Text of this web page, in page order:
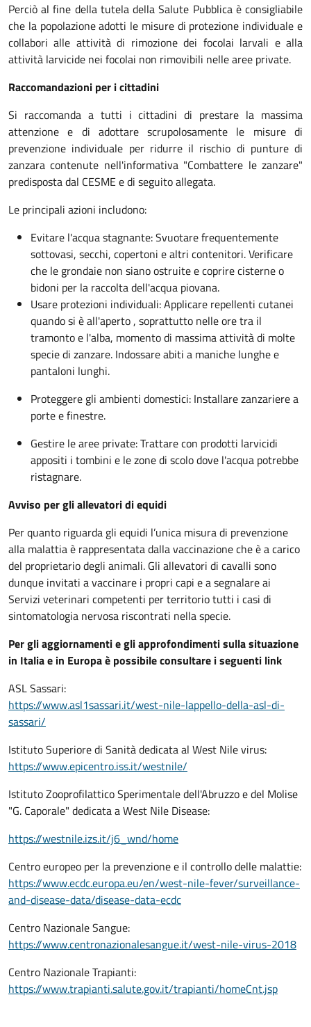
Perciò al fine della tutela della Salute Pubblica è consigliabile
che la popolazione adotti le misure di protezione individuale e
collabori alle attività di rimozione dei focolai larvali e alla
attività larvicide nei focolai non rimovibili nelle aree private.
Raccomandazioni per i cittadini
Si raccomanda a tutti i cittadini di prestare la massima
attenzione e di adottare scrupolosamente le misure di
prevenzione individuale per ridurre il rischio di punture di
zanzara contenute nell'informativa "Combattere le zanzare"
predisposta dal CESME e di seguito allegata.
Le principali azioni includono:
Evitare l'acqua stagnante: Svuotare frequentemente
sottovasi, secchi, copertoni e altri contenitori. Verificare
che le grondaie non siano ostruite e coprire cisterne o
bidoni per la raccolta dell'acqua piovana.
Usare protezioni individuali: Applicare repellenti cutanei
quando si è all'aperto , soprattutto nelle ore tra il
tramonto e l'alba, momento di massima attività di molte
specie di zanzare. Indossare abiti a maniche lunghe e
pantaloni lunghi.
Proteggere gli ambienti domestici: Installare zanzariere a
porte e finestre.
Gestire le aree private: Trattare con prodotti larvicidi
appositi i tombini e le zone di scolo dove l'acqua potrebbe
ristagnare.
Avviso per gli allevatori di equidi
Per quanto riguarda gli equidi l’unica misura di prevenzione
alla malattia è rappresentata dalla vaccinazione che è a carico
del proprietario degli animali. Gli allevatori di cavalli sono
dunque invitati a vaccinare i propri capi e a segnalare ai
Servizi veterinari competenti per territorio tutti i casi di
sintomatologia nervosa riscontrati nella specie.
Per gli aggiornamenti e gli approfondimenti sulla situazione
in Italia e in Europa è possibile consultare i seguenti link
ASL Sassari:
https://www.asl1sassari.it/west-nile-lappello-della-asl-di-
sassari/
Istituto Superiore di Sanità dedicata al West Nile virus:
https://www.epicentro.iss.it/westnile/
Istituto Zooprofilattico Sperimentale dell'Abruzzo e del Molise
"G. Caporale" dedicata a West Nile Disease:
https://westnile.izs.it/j6_wnd/home
Centro europeo per la prevenzione e il controllo delle malattie:
https://www.ecdc.europa.eu/en/west-nile-fever/surveillance-
and-disease-data/disease-data-ecdc
Centro Nazionale Sangue:
https://www.centronazionalesangue.it/west-nile-virus-2018
Centro Nazionale Trapianti:
https://www.trapianti.salute.gov.it/trapianti/homeCnt.jsp